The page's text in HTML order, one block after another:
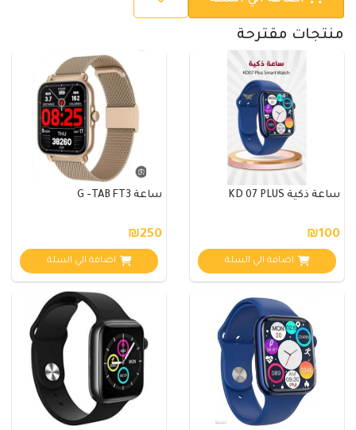
منتجات مقترحة
ساعة ذكية KD 07 PLUS
₪100
اضافة الي السلة
ساعة G -TAB FT3
₪250
اضافة الي السلة